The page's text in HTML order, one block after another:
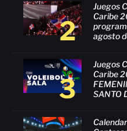
2
Juegos
Caribe
agosto
3
Juegos
Caribe
SANTO